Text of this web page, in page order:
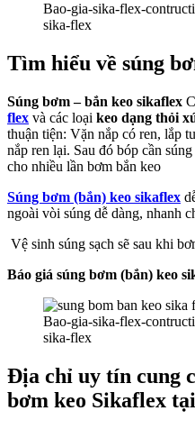
Bao-gia-sika-flex-
sika-flex
Tìm hiểu về súng
Súng bơm – bắn keo sikaflex
flex và các loại keo dạng thỏi
thuận tiện: Vặn nắp có ren, lắp
nắp ren lại. Sau đó bóp cần
cho nhiều lần bơm bắn keo
Súng bơm (bắn) keo sikaflex
ngoài vòi súng dễ dàng, nhanh
Vệ sinh súng sạch sẽ sau khi
Báo giá súng bơm (bắn) keo
Bao-gia-sika-flex-
sika-flex
Địa chỉ uy tín cung
bơm keo Sikaflex